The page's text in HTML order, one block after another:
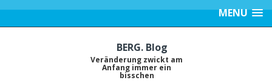
MENU
BERG. Blog
Veränderung zwickt am
Anfang immer ein
bisschen